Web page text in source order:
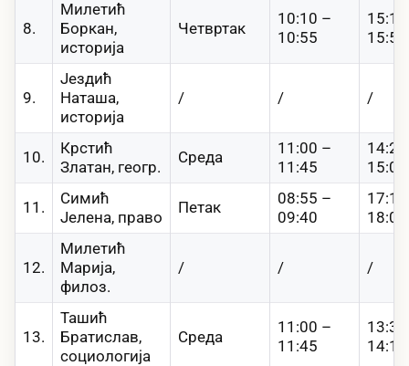
8.
Милетић
Боркан,
историја
Четвртак
10:10 –
10:55
15:55
9.
Јездић
Наташа,
историја
/ / /
10.
Крстић
Златан, геогр.
Среда
11:00 –
11:45
15:05
11.
Симић
Јелена, право
Петак
08:55 –
09:40
18:00
12.
Милетић
Марија,
филоз.
/ / /
13.
Ташић
Братислав,
социологија
Среда
11:00 –
11:45
14:15